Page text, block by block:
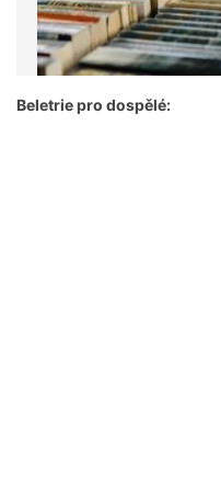
Beletrie pro dospělé: